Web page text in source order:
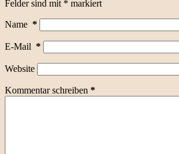
Felder sind mit * markiert
Name *
E-Mail *
Website
Kommentar schreiben *